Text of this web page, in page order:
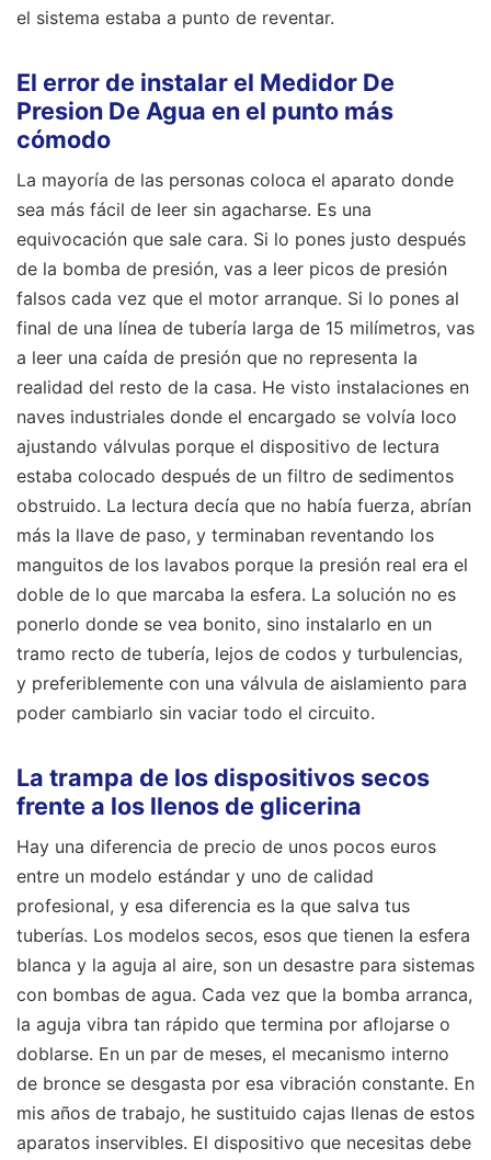
el sistema estaba a punto de reventar.
El error de instalar el Medidor De
Presion De Agua en el punto más
cómodo
La mayoría de las personas coloca el aparato donde
sea más fácil de leer sin agacharse. Es una
equivocación que sale cara. Si lo pones justo después
de la bomba de presión, vas a leer picos de presión
falsos cada vez que el motor arranque. Si lo pones al
final de una línea de tubería larga de 15 milímetros, vas
a leer una caída de presión que no representa la
realidad del resto de la casa. He visto instalaciones en
naves industriales donde el encargado se volvía loco
ajustando válvulas porque el dispositivo de lectura
estaba colocado después de un filtro de sedimentos
obstruido. La lectura decía que no había fuerza, abrían
más la llave de paso, y terminaban reventando los
manguitos de los lavabos porque la presión real era el
doble de lo que marcaba la esfera. La solución no es
ponerlo donde se vea bonito, sino instalarlo en un
tramo recto de tubería, lejos de codos y turbulencias,
y preferiblemente con una válvula de aislamiento para
poder cambiarlo sin vaciar todo el circuito.
La trampa de los dispositivos secos
frente a los llenos de glicerina
Hay una diferencia de precio de unos pocos euros
entre un modelo estándar y uno de calidad
profesional, y esa diferencia es la que salva tus
tuberías. Los modelos secos, esos que tienen la esfera
blanca y la aguja al aire, son un desastre para sistemas
con bombas de agua. Cada vez que la bomba arranca,
la aguja vibra tan rápido que termina por aflojarse o
doblarse. En un par de meses, el mecanismo interno
de bronce se desgasta por esa vibración constante. En
mis años de trabajo, he sustituido cajas llenas de estos
aparatos inservibles. El dispositivo que necesitas debe